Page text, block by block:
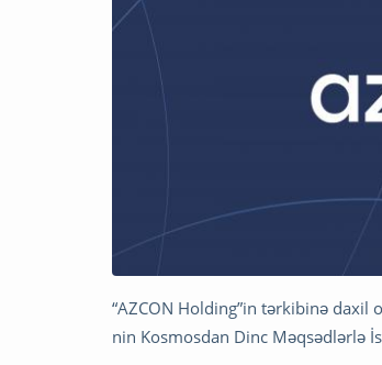
“AZCON Holding”in tərkibinə daxil
nin Kosmosdan Dinc Məqsədlərlə